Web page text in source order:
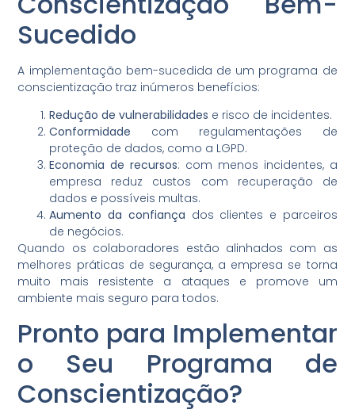
Sucedido
A implementação bem-sucedida de um programa de
conscientização traz inúmeros benefícios:
Redução de vulnerabilidades e risco de incidentes.
Conformidade com regulamentações de
proteção de dados, como a LGPD.
Economia de recursos: com menos incidentes, a
empresa reduz custos com recuperação de
dados e possíveis multas.
Aumento da confiança dos clientes e parceiros
de negócios.
Quando os colaboradores estão alinhados com as
melhores práticas de segurança, a empresa se torna
muito mais resistente a ataques e promove um
ambiente mais seguro para todos.
Pronto para Implementar
o Seu Programa de
Conscientização?